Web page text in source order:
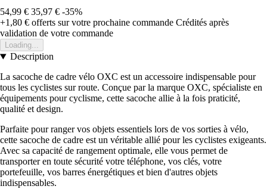
54,99 € 35,97 € -35%
+1,80 € offerts sur votre prochaine commande Crédités après
validation de votre commande
Loading...
Description
La sacoche de cadre vélo OXC est un accessoire indispensable pour
tous les cyclistes sur route. Conçue par la marque OXC, spécialiste en
équipements pour cyclisme, cette sacoche allie à la fois praticité,
qualité et design.
Parfaite pour ranger vos objets essentiels lors de vos sorties à vélo,
cette sacoche de cadre est un véritable allié pour les cyclistes exigeants.
Avec sa capacité de rangement optimale, elle vous permet de
transporter en toute sécurité votre téléphone, vos clés, votre
portefeuille, vos barres énergétiques et bien d'autres objets
indispensables.